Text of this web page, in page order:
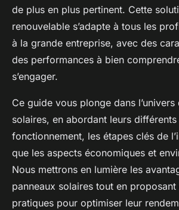
de plus en plus pertinent. Cette
renouvelable s’adapte à tous les
à la grande entreprise, avec des
des performances à bien
s’engager.
Ce guide vous plonge dans l’univers
solaires, en abordant leurs
fonctionnement, les étapes clés de
que les aspects économiques et
Nous mettrons en lumière les
panneaux solaires tout en
pratiques pour optimiser leur